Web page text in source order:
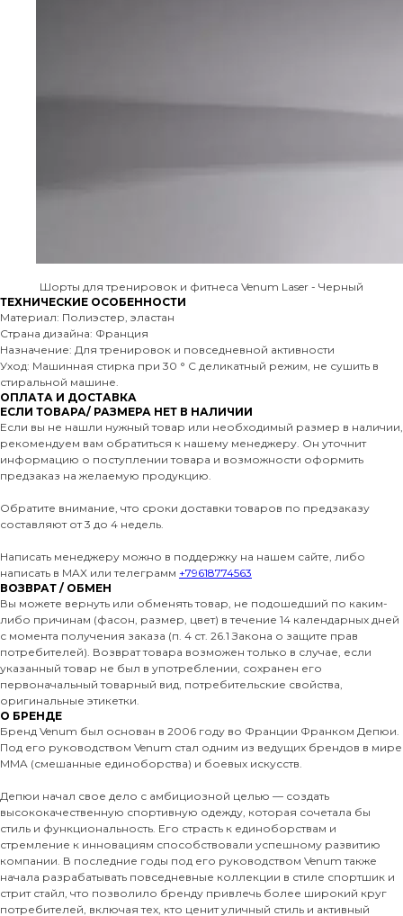
Шорты для тренировок и фитнеса Venum Laser - Черный
ТЕХНИЧЕСКИЕ ОСОБЕННОСТИ
Материал: Полиэстер, эластан
Страна дизайна: Франция
Назначение: Для тренировок и повседневной активности
Уход: Машинная стирка при 30 ° C деликатный режим, не сушить в
стиральной машине.
ОПЛАТА И ДОСТАВКА
ЕСЛИ ТОВАРА/ РАЗМЕРА НЕТ В НАЛИЧИИ
Если вы не нашли нужный товар или необходимый размер в наличии,
рекомендуем вам обратиться к нашему менеджеру. Он уточнит
информацию о поступлении товара и возможности оформить
предзаказ на желаемую продукцию.
Обратите внимание, что сроки доставки товаров по предзаказу
составляют от 3 до 4 недель.
Написать менеджеру можно в поддержку на нашем сайте, либо
написать в MAX или телеграмм +79618774563
ВОЗВРАТ / ОБМЕН
Вы можете вернуть или обменять товар, не подошедший по каким-
либо причинам (фасон, размер, цвет) в течение 14 календарных дней
с момента получения заказа (п. 4 ст. 26.1 Закона о защите прав
потребителей). Возврат товара возможен только в случае, если
указанный товар не был в употреблении, сохранен его
первоначальный товарный вид, потребительские свойства,
оригинальные этикетки.
О БРЕНДЕ
Бренд Venum был основан в 2006 году во Франции Франком Депюи.
Под его руководством Venum стал одним из ведущих брендов в мире
MMA (смешанные единоборства) и боевых искусств.
Депюи начал свое дело с амбициозной целью — создать
высококачественную спортивную одежду, которая сочетала бы
стиль и функциональность. Его страсть к единоборствам и
стремление к инновациям способствовали успешному развитию
компании. В последние годы под его руководством Venum также
начала разрабатывать повседневные коллекции в стиле спортшик и
стрит стайл, что позволило бренду привлечь более широкий круг
потребителей, включая тех, кто ценит уличный стиль и активный